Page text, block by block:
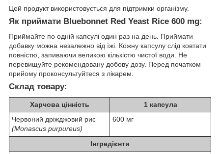
Цей продукт використовується для підтримки організму.
Як приймати Bluebonnet Red Yeast Rice 600 mg:
Приймайте по одній капсулі один раз на день. Приймати
добавку можна незалежно від їжі. Кожну капсулу слід ковтати
повністю, запиваючи великою кількістю чистої води. Не
перевищуйте рекомендовану добову дозу. Перед початком
прийому проконсультуйтеся з лікарем.
Склад товару:
Харчова цінність
1 капсула
Червоний дріжджовий рис
(Monascus purpureus)
600 мг
Інгредієнти